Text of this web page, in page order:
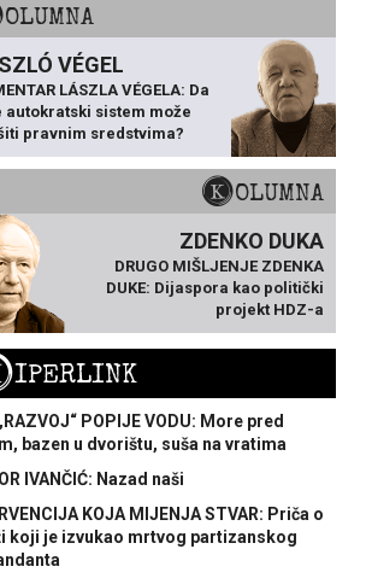
KOLUMNA
VÉGEL
LÁSZLA VÉGELA: Da
autokratski sistem može
pravnim sredstvima?
KOLUMNA
ZDENKO DUKA
DRUGO MIŠLJENJE ZDENKA
DUKE: Dijaspora kao politički
projekt HDZ-a
IPERLINK
POPIJE VODU: More pred
bazen u dvorištu, suša na vratima
IVANČIĆ: Nazad naši
KOJA MIJENJA STVAR: Priča o
koji je izvukao mrtvog partizanskog